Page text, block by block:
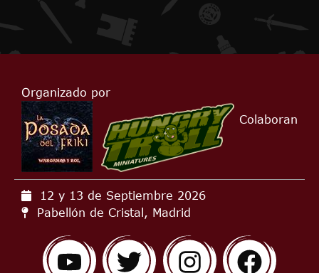
Organizado por
Colaboran
12 y 13 de Septiembre 2026
Pabellón de Cristal, Madrid